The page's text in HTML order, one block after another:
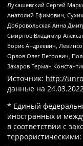
Лукашевский Сергей
Анатолий Ефимович,
Добровольская Анна
Смирнов Владимир
Борис Андреевич,
Орлов Олег Петрович,
Захаров Герман
Источник: http://
данные на 24.03.2022
* Единый
иностранных и
в соответствии с
террористическими: